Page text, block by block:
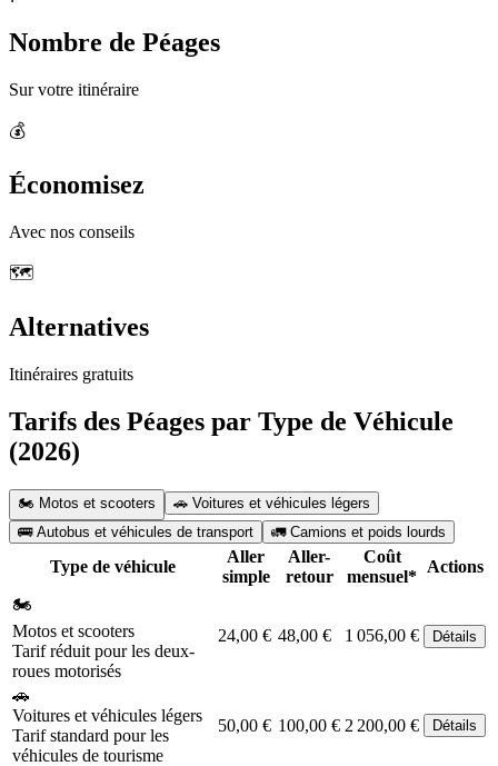
Nombre de Péages
Sur votre itinéraire
💰
Économisez
Avec nos conseils
🗺️
Alternatives
Itinéraires gratuits
Tarifs des Péages par Type de Véhicule
(2026)
🏍️ Motos et scooters
🚗 Voitures et véhicules légers
🚌 Autobus et véhicules de transport
🚛 Camions et poids lourds
Type de véhicule
Aller
simple
Aller-
retour
Coût
mensuel*
Actions
🏍️
Motos et scooters
Tarif réduit pour les deux-
roues motorisés
24,00 € 48,00 € 1 056,00 € Détails
🚗
Voitures et véhicules légers
Tarif standard pour les
véhicules de tourisme
50,00 € 100,00 € 2 200,00 € Détails